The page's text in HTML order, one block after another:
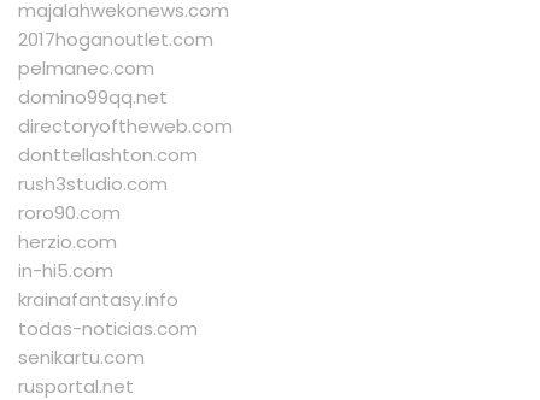
majalahwekonews.com
2017hoganoutlet.com
pelmanec.com
domino99qq.net
directoryoftheweb.com
donttellashton.com
rush3studio.com
roro90.com
herzio.com
in-hi5.com
krainafantasy.info
todas-noticias.com
senikartu.com
rusportal.net